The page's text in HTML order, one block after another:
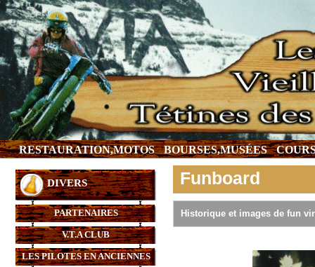
RESTAURATION,MOTOS BOURSES,MUSÉES
DIVERS
PARTENAIRES
V.T.A CLUB
LES PILOTES EN ANCIENNES
Funboard
Historique et images de fun